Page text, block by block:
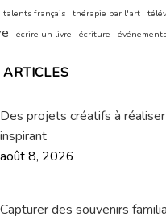
talents français thérapie par l'art
écrire un livre écriture
Des projets créatifs à
inspirant
août 8, 2026
Capturer des souvenirs